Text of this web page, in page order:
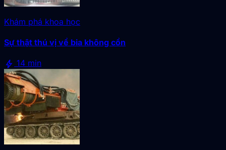
Khám phá khoa học
Sự thật thú vị về bia không cồn
bolt 14 min